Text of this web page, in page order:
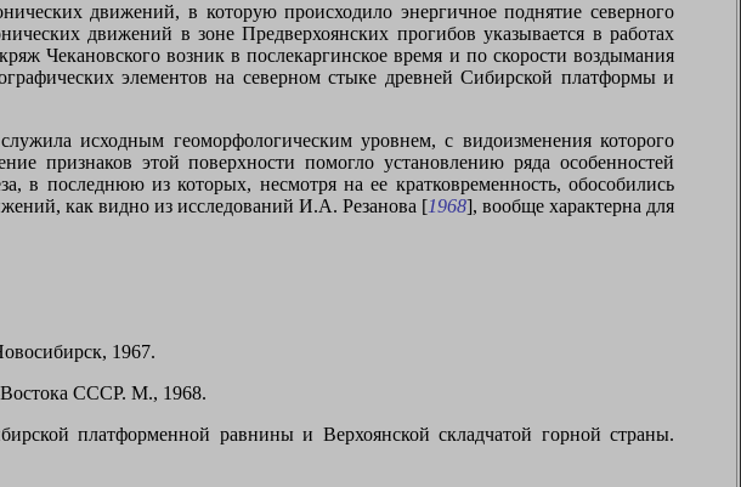
движений, в которую происходило энергичное поднятие северного
движений в зоне Предверхоянских прогибов указывается в работах
Чекановского возник в послекаргинское время и по скорости воздымания
элементов на северном стыке древней Сибирской платформы и
исходным геоморфологическим уровнем, с видоизменения которого
признаков этой поверхности помогло установлению ряда особенностей
в последнюю из которых, несмотря на ее кратковременность, обособились
как видно из исследований И.А. Резанова [1968], вообще характерна для
1967.
СССР. М., 1968.
платформенной равнины и Верхоянской складчатой горной страны.